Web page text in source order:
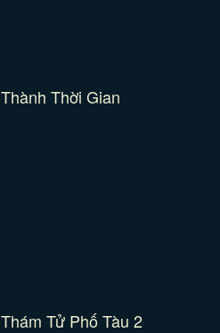
Thành Thời Gian
Thám Tử Phố Tàu 2